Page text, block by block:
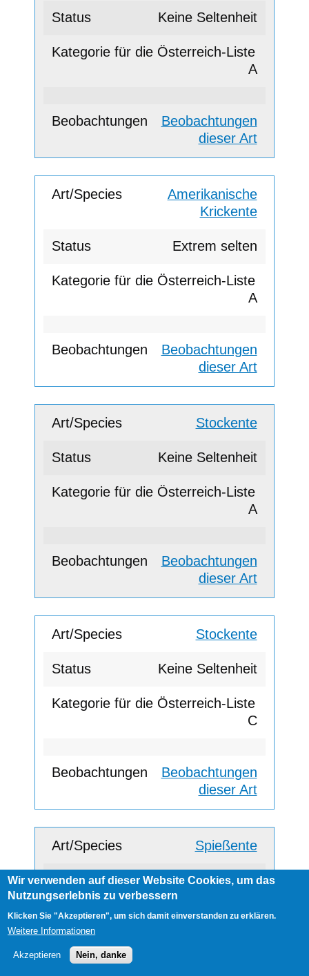
Keine Seltenheit
A
Beobachtungen
dieser Art
Amerikanische
Krickente
Extrem selten
A
Beobachtungen
dieser Art
Stockente
Keine Seltenheit
A
Beobachtungen
dieser Art
Stockente
Keine Seltenheit
C
Beobachtungen
dieser Art
Spießente
Keine Seltenheit
Wir verwenden auf dieser Website Cookies, um das
Nutzungserlebnis zu verbessern
Klicken Sie "Akzeptieren", um sich damit einverstanden zu erklären.
Weitere Informationen
Akzeptieren Nein, danke